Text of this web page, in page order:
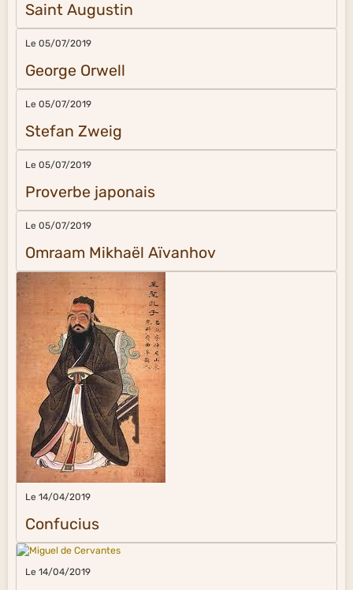
Saint Augustin
Le 05/07/2019
George Orwell
Le 05/07/2019
Stefan Zweig
Le 05/07/2019
Proverbe japonais
Le 05/07/2019
Omraam Mikhaël Aïvanhov
Le 14/04/2019
Confucius
Le 14/04/2019